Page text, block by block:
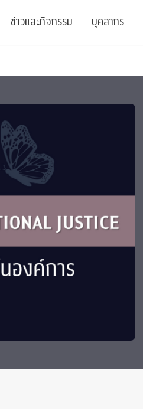
บัณฑิตศึกษา
หลักสูตรปริญญาโทและ
ปริญญาเอก
ระดับนานาชาติ
Stats Clinic
สุขภาวะทางจิต
ตวิทยาเพื่อประสิทธิภาพองค์กร
Di
ข่าวและกิจกรรม
เสวนาและบรรยายพิเศษ
โครงการอบรม
ตำแหน่งงาน
บุคลากร
เจ้าหน้าที่